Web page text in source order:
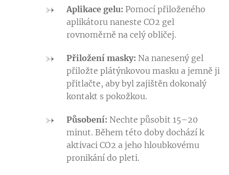
Aplikace gelu: Pomocí přiloženého
aplikátoru naneste CO2 gel
rovnoměrně na celý obličej.
Přiložení masky: Na nanesený gel
přiložte plátýnkovou masku a jemně ji
přitlačte, aby byl zajištěn dokonalý
kontakt s pokožkou.
Působení: Nechte působit 15–20
minut. Během této doby dochází k
aktivaci CO2 a jeho hloubkovému
pronikání do pleti.